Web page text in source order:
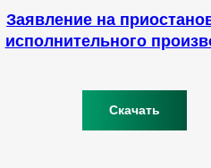
Заявление на
исполнительного
Скачать